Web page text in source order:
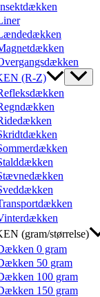
(R-Z)
(gram/størrelse)
0 gram
50 gram
100 gram
150 gram